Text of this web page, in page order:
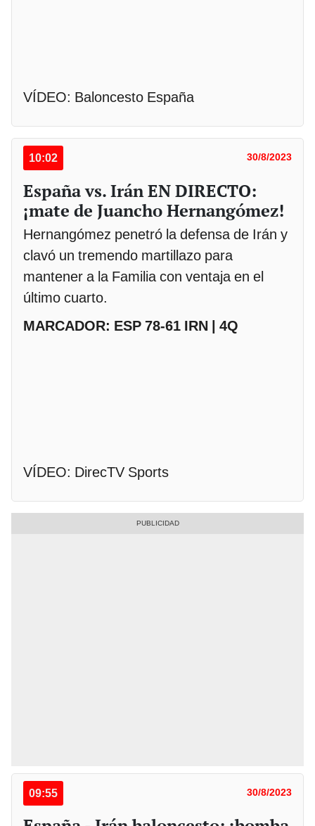
VÍDEO: Baloncesto España
10:02 30/8/2023
España vs. Irán EN DIRECTO:
¡mate de Juancho Hernangómez!
Hernangómez penetró la defensa de Irán y
clavó un tremendo martillazo para
mantener a la Familia con ventaja en el
último cuarto.
MARCADOR: ESP 78-61 IRN | 4Q
VÍDEO: DirecTV Sports
09:55 30/8/2023